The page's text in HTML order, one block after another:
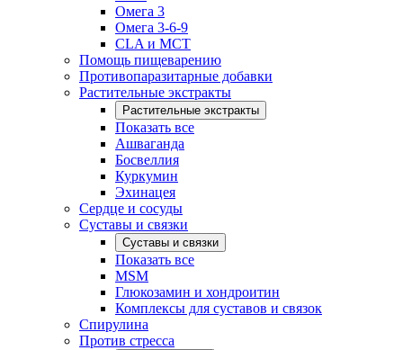
Омега 3
Омега 3-6-9
CLA и MCT
Помощь пищеварению
Противопаразитарные добавки
Растительные экстракты
Растительные экстракты
Показать все
Ашваганда
Босвеллия
Куркумин
Эхинацея
Сердце и сосуды
Суставы и связки
Суставы и связки
Показать все
MSM
Глюкозамин и хондроитин
Комплексы для суставов и связок
Спирулина
Против стресса